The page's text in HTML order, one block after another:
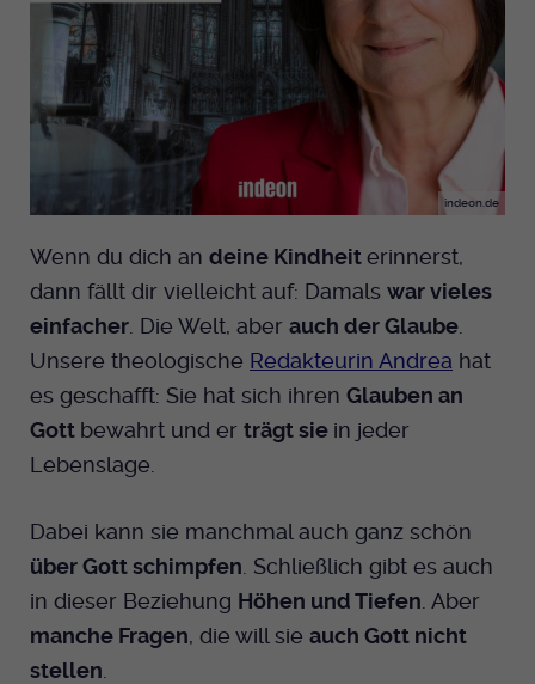
indeon.de
Wenn du dich an deine Kindheiterinnerst,
dann fällt dir vielleicht auf: Damals war vieles
einfacher . Die Welt, aber auch der Glaube
Unsere theologische Redakteurin Andrea hat
es geschafft: Sie hat sich ihren Glauben an
Gott bewahrt und er trägt sie in jeder
Lebenslage.
Dabei kann sie manchmal auch ganz schön
über Gott schimpfen . Schließlich gibt es auch
in dieser Beziehung Höhen und Tiefen . Aber
manche Fragen, die will sie auch Gott nicht
stellen
Anbieter EKHN
Laufzeit Ende der Sitzung
PHP Daten Identifikator, der gesetzt wird
wenn die PHP session() Methode benutzt
wird.
Name uid
Laufzeit Ende der Sitzung
Zweck
Notwendig zum sicheren Betrieb der
Name cookie_optin-[n]
Anbieter EKHN
Laufzeit
Bei Ausahl nur essentieller Cookies wird
Name mtm_cookie_consent
Anbieter Medienhaus der EKHN GmbH
Laufzeit 1 Jahr
Zweck
Speicherung der Cookie Constent
Einstellungen
Spotify
Giphy
TikTok